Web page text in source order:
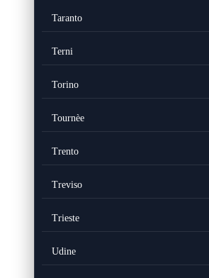
Taranto
Terni
Torino
Tournèe
Trento
Treviso
Trieste
Udine